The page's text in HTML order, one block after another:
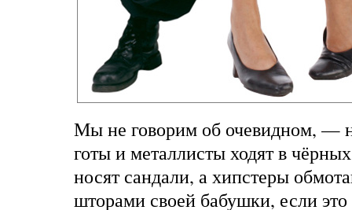
Мы не говорим об очевидном, —
готы и металлисты ходят в
носят сандали, а хипстеры
шторами своей бабушки, если